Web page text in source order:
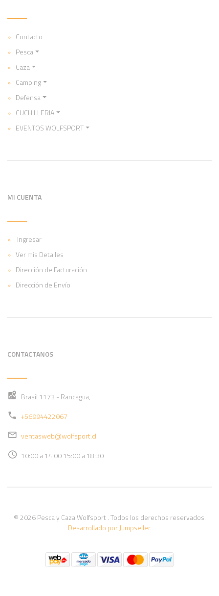
Contacto
Pesca
Caza
Camping
Defensa
CUCHILLERIA
EVENTOS WOLFSPORT
MI CUENTA
Ingresar
Ver mis Detalles
Dirección de Facturación
Dirección de Envío
CONTACTANOS
Brasil 1173 - Rancagua,
+56994422067
ventasweb@wolfsport.cl
10:00 a 14:00 15:00 a 18:30
© 2026 Pesca y Caza Wolfsport . Todos los derechos reservados.
Desarrollado por Jumpseller.